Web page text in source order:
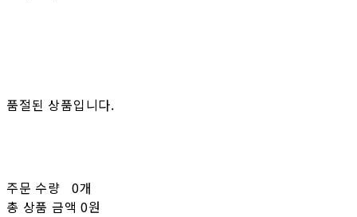
품절된 상품입니다.
주문 수량
0개
총 상품 금액 0원